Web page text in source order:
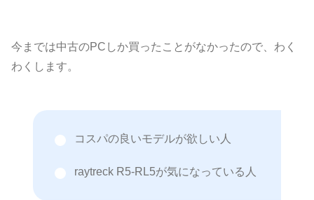
今までは中古のPCしか買ったことがなかったので、わく
わくします。
コスパの良いモデルが欲しい人
raytreck R5-RL5が気になっている人